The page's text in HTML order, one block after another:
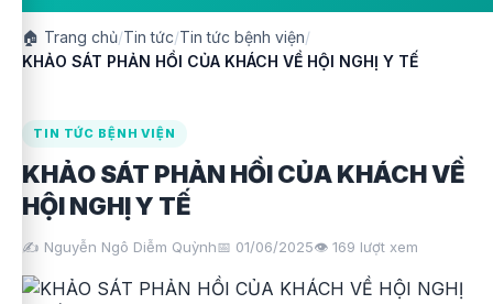
🏠 Trang chủ/Tin tức/Tin tức bệnh viện/
KHẢO SÁT PHẢN HỒI CỦA KHÁCH VỀ HỘI NGHỊ Y TẾ
TIN TỨC BỆNH VIỆN
KHẢO SÁT PHẢN HỒI CỦA KHÁCH VỀ
HỘI NGHỊ Y TẾ
✍️ Nguyễn Ngô Diễm Quỳnh📅 01/06/2025👁️ 169 lượt xem